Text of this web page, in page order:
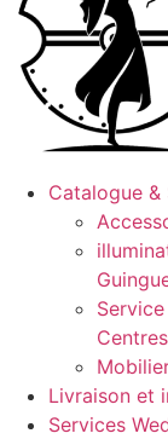
Catalogue &
Livraison et
Services